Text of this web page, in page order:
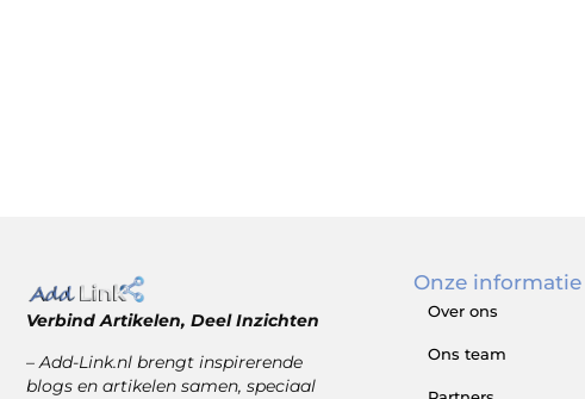
Verbind Artikelen, Deel Inzichten
– Add-Link.nl brengt inspirerende
blogs en artikelen samen, speciaal
Onze informatie
Over ons
Ons team